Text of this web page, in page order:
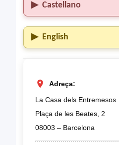
Castellano
English
Adreça:
La Casa dels Entremesos
Plaça de les Beates, 2
08003 – Barcelona